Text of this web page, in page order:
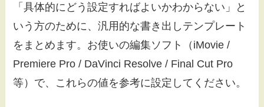
「具体的にどう設定すればよいかわからない」と
いう方のために、汎用的な書き出しテンプレート
をまとめます。お使いの編集ソフト（iMovie /
Premiere Pro / DaVinci Resolve / Final Cut Pro
等）で、これらの値を参考に設定してください。